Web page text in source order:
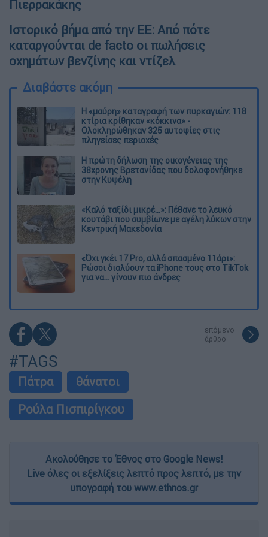
Πιερρακάκης
Ιστορικό βήμα από την ΕΕ: Από πότε
καταργούνται de facto οι πωλήσεις
οχημάτων βενζίνης και ντίζελ
Διαβάστε ακόμη
Η «μαύρη» καταγραφή των πυρκαγιών: 118
κτίρια κρίθηκαν «κόκκινα» -
Ολοκληρώθηκαν 325 αυτοψίες στις
πληγείσες περιοχές
Η πρώτη δήλωση της οικογένειας της
38χρονης Βρετανίδας που δολοφονήθηκε
στην Κυψέλη
«Καλό ταξίδι μικρέ...»: Πέθανε το λευκό
κουτάβι που συμβίωνε με αγέλη λύκων στην
Κεντρική Μακεδονία
«Όχι γκέι 17 Pro, αλλά σπασμένο 11άρι»:
Ρώσοι διαλύουν τα iPhone τους στο TikTok
για να... γίνουν πιο άνδρες
επόμενο
άρθρο
#TAGS
Πάτρα
θάνατοι
Ρούλα Πισπιρίγκου
Ακολούθησε το Έθνος στο Google News!
Live όλες οι εξελίξεις λεπτό προς λεπτό, με την
υπογραφή του www.ethnos.gr